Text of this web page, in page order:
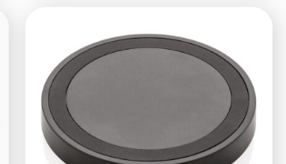
options
may
be
chosen
the
product
page